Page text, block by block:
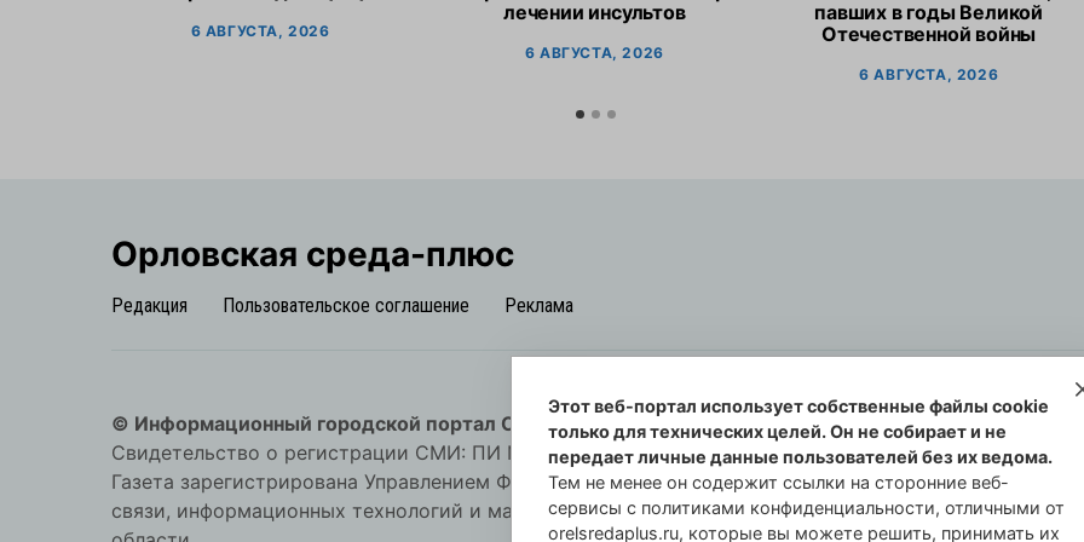
6 АВГУСТА, 2026
лечении инсультов
6 АВГУСТА, 2026
павших в годы Великой
Отечественной войны
6 АВГУСТА, 2026
Орловская cреда-плюс
Редакция Пользовательское соглашение Реклама
© Информационный городской портал Орловская cреда-плюс, 2021-2026
Свидетельство о регистрации СМИ: ПИ №57-00254 от 29 октября 2013 г.
Газета зарегистрирована Управлением Федеральной службы по надзору в сфере
связи, информационных технологий и массовых коммуникаций по Орловской
Этот веб-портал использует собственные файлы cookie
только для технических целей. Он не собирает и не
передает личные данные пользователей без их ведома.
Тем не менее он содержит ссылки на сторонние веб-
сервисы с политиками конфиденциальности, отличными от
orelsredaplus.ru, которые вы можете решить, принимать их